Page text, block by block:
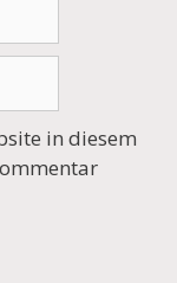
in diesem